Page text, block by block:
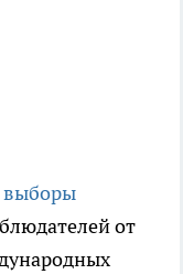
выборы
от